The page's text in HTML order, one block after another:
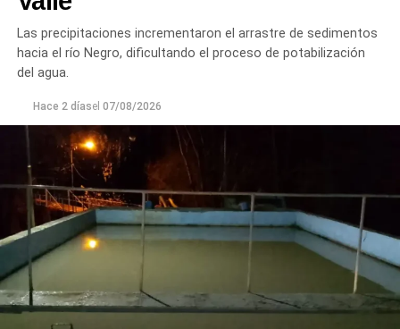
seguro para los productores del Alto Valle.
Las precipitaciones incrementaron el arrastre de sedimentos
hacia el río Negro, dificultando el proceso de potabilización
del agua.
Hace 2 díasel 07/08/2026